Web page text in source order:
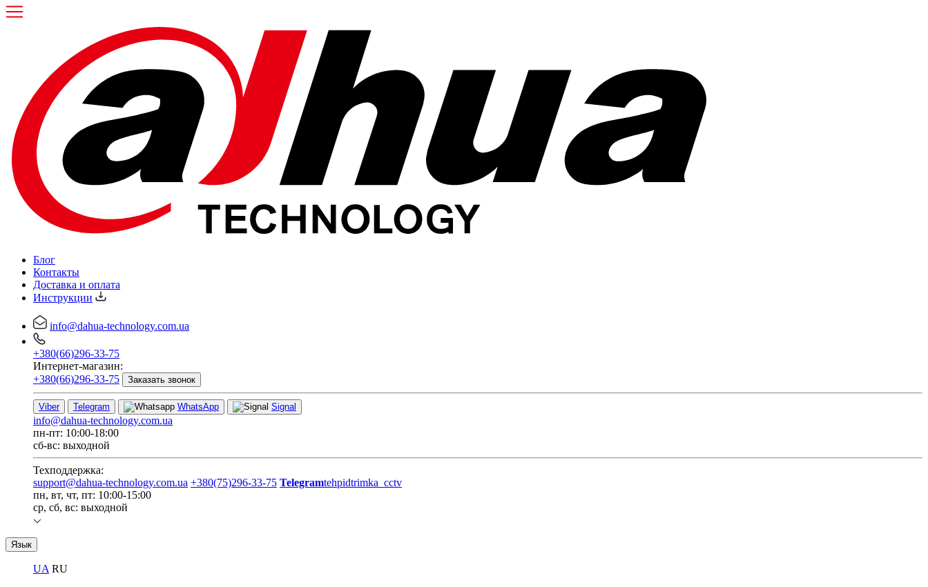
Блог
Контакты
Доставка и оплата
Инструкции
info@dahua-technology.com.ua
+380(66)296-33-75
Интернет-магазин:
+380(66)296-33-75
Заказать звонок
Viber Telegram WhatsApp Signal
info@dahua-technology.com.ua
пн-пт: 10:00-18:00
сб-вс: выходной
Техподдержка:
support@dahua-technology.com.ua +380(75)296-33-75 Telegramtehpidtrimka_cctv
пн, вт, чт, пт: 10:00-15:00
ср, сб, вс: выходной
Язык
UA RU